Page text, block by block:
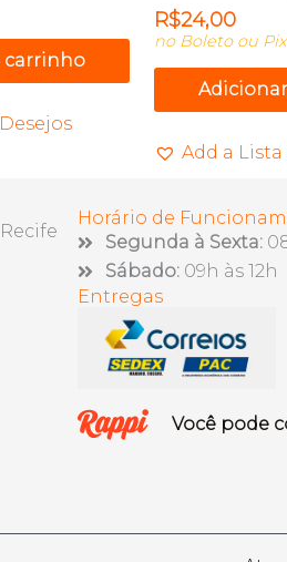
carrinho
R$24,00
no Boleto ou Pix
Add a
Horário de
Segunda à Sexta:
Sábado: 09h às 12h
Entregas
Você pode